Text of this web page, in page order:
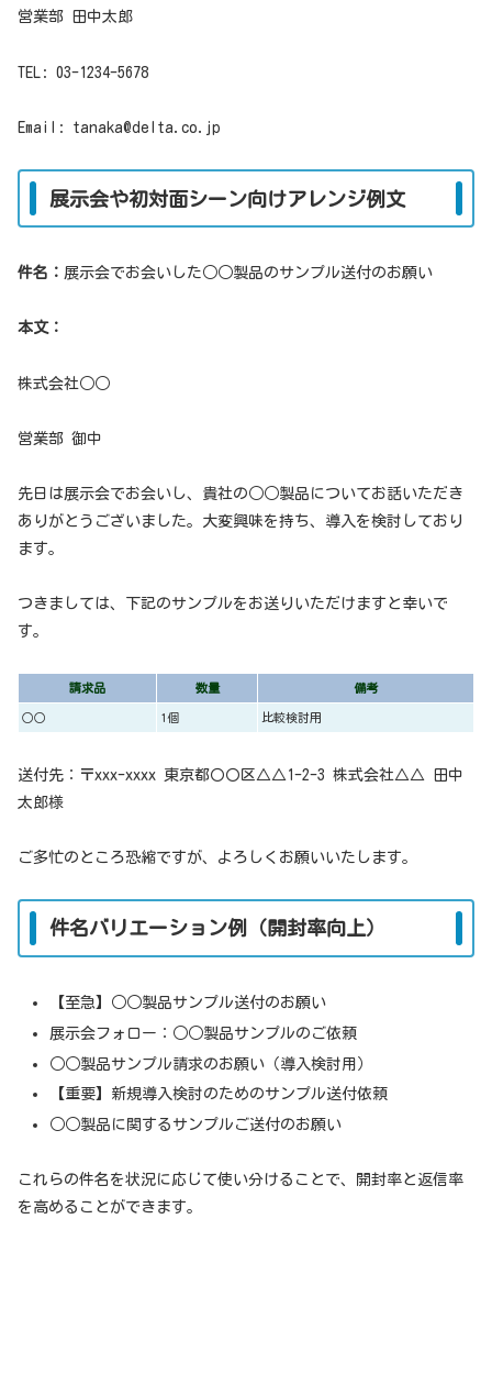
営業部 田中太郎
TEL: 03-1234-5678
Email: tanaka@delta.co.jp
展示会や初対面シーン向けアレンジ例文
件名： 展示会でお会いした○○製品のサンプル送付のお願い
本文：
株式会社○○
営業部 御中
先日は展示会でお会いし、貴社の○○製品についてお話いただき
ありがとうございました。大変興味を持ち、導入を検討しており
ます。
つきましては、下記のサンプルをお送りいただけますと幸いで
す。
請求品 数量 備考
○○ 1個 比較検討用
送付先：〒xxx-xxxx 東京都〇〇区△△1-2-3 株式会社△△ 田中
太郎様
ご多忙のところ恐縮ですが、よろしくお願いいたします。
件名バリエーション例（開封率向上）
【至急】○○製品サンプル送付のお願い
展示会フォロー：○○製品サンプルのご依頼
○○製品サンプル請求のお願い（導入検討用）
【重要】新規導入検討のためのサンプル送付依頼
○○製品に関するサンプルご送付のお願い
これらの件名を状況に応じて使い分けることで、開封率と返信率
を高めることができます。